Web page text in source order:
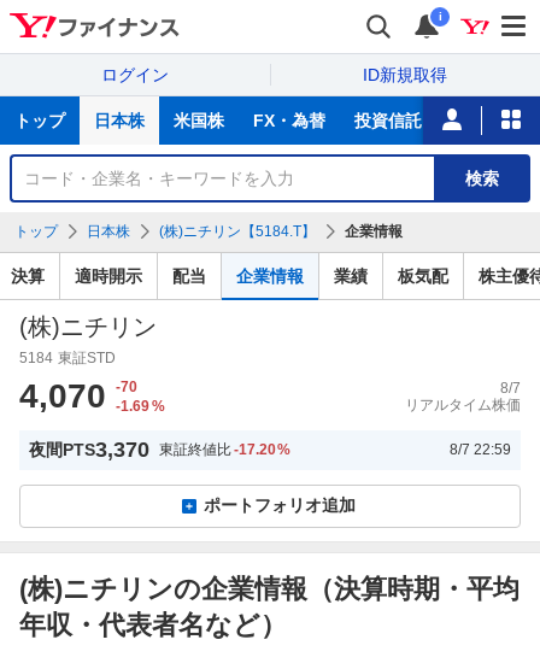
i
ログイン ID新規取得
サ
トップ 日本株 米国株 FX・為替 投資信託 ニュース
銘
検
索
検索
トップ 日本株 (株)ニチリン【5184.T】 企業情報
決算 適時開示 配当 企業情報 業績 板気配 株主優
(株)ニチリン
5184 東証STD
4,070
-70
-1.69%
8/7
リアルタイム株価
夜間PTS3,370 東証終値比-17.20% 8/7 22:59
ポートフォリオ追加
(株)ニチリンの企業情報（決算時期・平均
年収・代表者名など）